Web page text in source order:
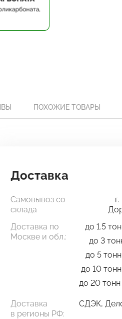
ПОХОЖИЕ ТОВАРЫ
Доставка
Самовывоз со
склада
Доставка по
Москве и обл.:
до 1.5
до 3
до 5
до 10
до 20
Доставка
в регионы РФ:
СДЭК,